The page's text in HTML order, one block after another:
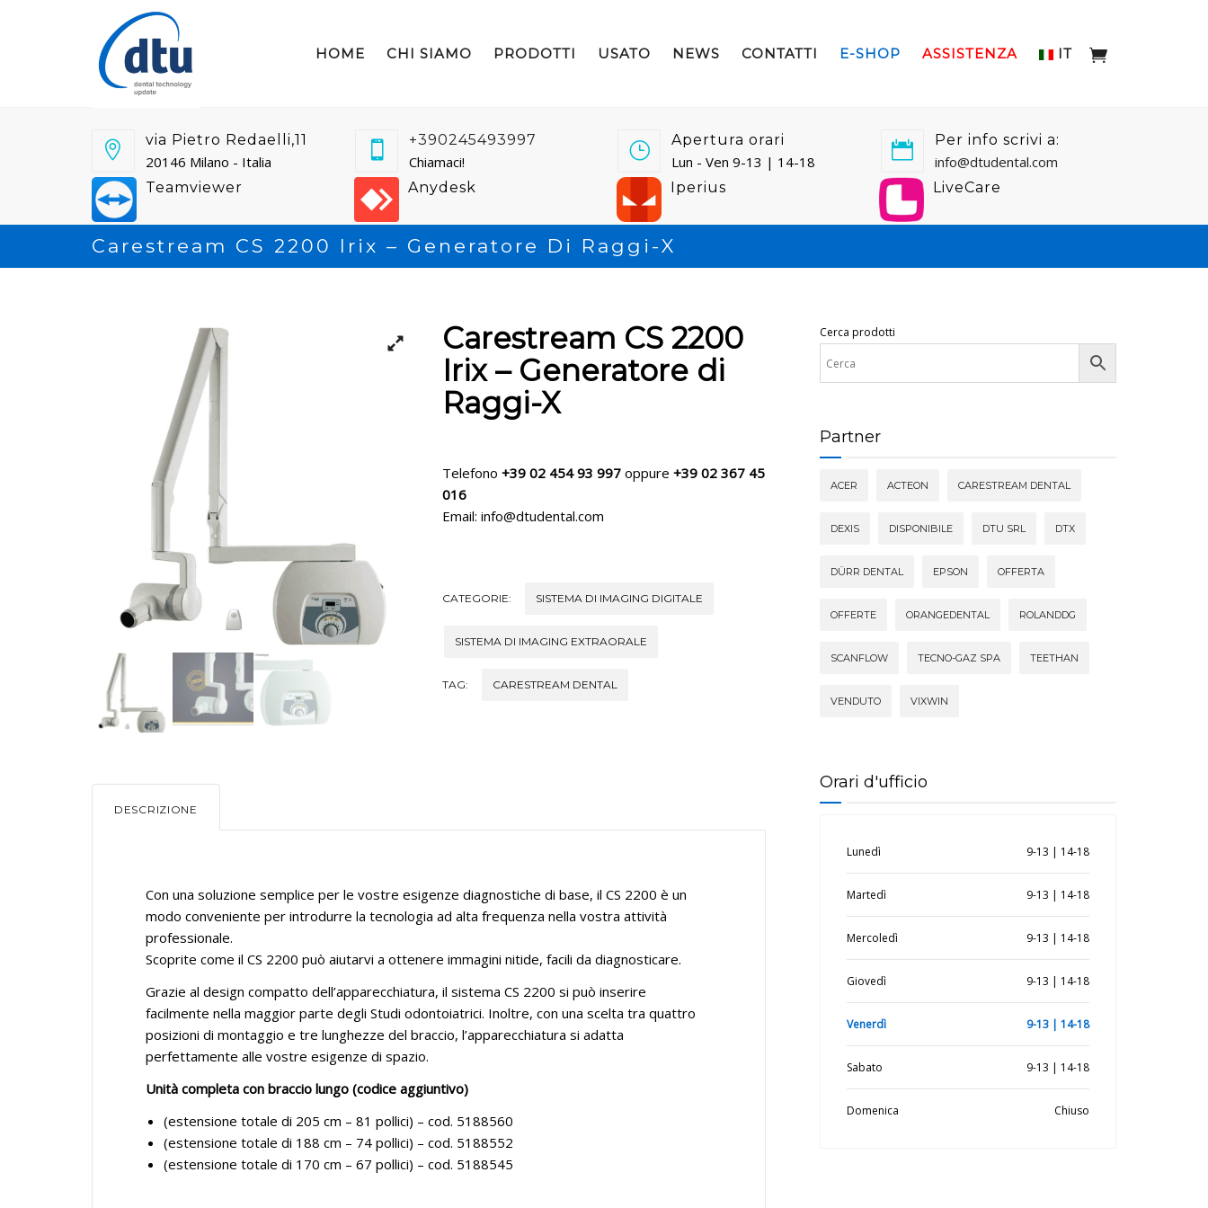
HOME CHI SIAMO PRODOTTI USATO NEWS CONTATTI E-SHOP ASSISTENZA IT
via Pietro Redaelli,11
20146 Milano - Italia
+390245493997
Chiamaci!
Apertura orari
Lun - Ven 9-13 | 14-18
Per info scrivi a:
info@dtudental.com
Teamviewer Anydesk Iperius LiveCare
Carestream CS 2200 Irix – Generatore Di Raggi-X
Carestream CS 2200
Irix – Generatore di
Raggi-X
Telefono +39 02 454 93 997 oppure +39 02 367 45
016
Email: info@dtudental.com
CATEGORIE: SISTEMA DI IMAGING DIGITALE
SISTEMA DI IMAGING EXTRAORALE
TAG: CARESTREAM DENTAL
DESCRIZIONE
Con una soluzione semplice per le vostre esigenze diagnostiche di base, il CS 2200 è un
modo conveniente per introdurre la tecnologia ad alta frequenza nella vostra attività
professionale.
Scoprite come il CS 2200 può aiutarvi a ottenere immagini nitide, facili da diagnosticare.
Grazie al design compatto dell’apparecchiatura, il sistema CS 2200 si può inserire
facilmente nella maggior parte degli Studi odontoiatrici. Inoltre, con una scelta tra quattro
posizioni di montaggio e tre lunghezze del braccio, l’apparecchiatura si adatta
perfettamente alle vostre esigenze di spazio.
Unità completa con braccio lungo (codice aggiuntivo)
(estensione totale di 205 cm – 81 pollici) – cod. 5188560
(estensione totale di 188 cm – 74 pollici) – cod. 5188552
(estensione totale di 170 cm – 67 pollici) – cod. 5188545
Cerca prodotti
Partner
ACER ACTEON CARESTREAM DENTAL
DEXIS DISPONIBILE DTU SRL DTX
DÜRR DENTAL EPSON OFFERTA
OFFERTE ORANGEDENTAL ROLANDDG
SCANFLOW TECNO-GAZ SPA TEETHAN
VENDUTO VIXWIN
Orari d'ufficio
Lunedì 9-13 | 14-18
Martedì 9-13 | 14-18
Mercoledì 9-13 | 14-18
Giovedì 9-13 | 14-18
Venerdì 9-13 | 14-18
Sabato 9-13 | 14-18
Domenica Chiuso